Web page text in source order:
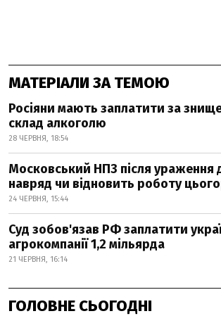
МАТЕРІАЛИ ЗА ТЕМОЮ
Росіяни мають заплатити за
склад алкоголю
28 ЧЕРВНЯ, 18:54
Московський НПЗ після ураження
навряд чи відновить роботу
24 ЧЕРВНЯ, 15:44
Суд зобов'язав РФ заплатити
агрокомпанії 1,2 мільярда
21 ЧЕРВНЯ, 16:14
ГОЛОВНЕ СЬОГОДНІ